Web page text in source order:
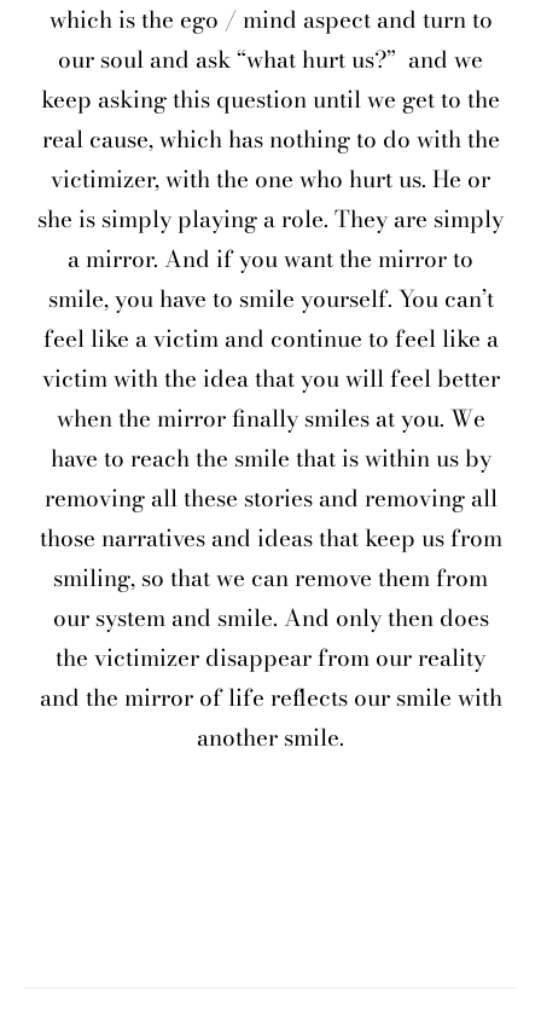
which is the ego / mind aspect and turn to
our soul and ask “what hurt us?” and we
keep asking this question until we get to the
real cause, which has nothing to do with the
victimizer, with the one who hurt us. He or
she is simply playing a role. They are simply
a mirror. And if you want the mirror to
smile, you have to smile yourself. You can’t
feel like a victim and continue to feel like a
victim with the idea that you will feel better
when the mirror finally smiles at you. We
have to reach the smile that is within us by
removing all these stories and removing all
those narratives and ideas that keep us from
smiling, so that we can remove them from
our system and smile. And only then does
the victimizer disappear from our reality
and the mirror of life reflects our smile with
another smile.